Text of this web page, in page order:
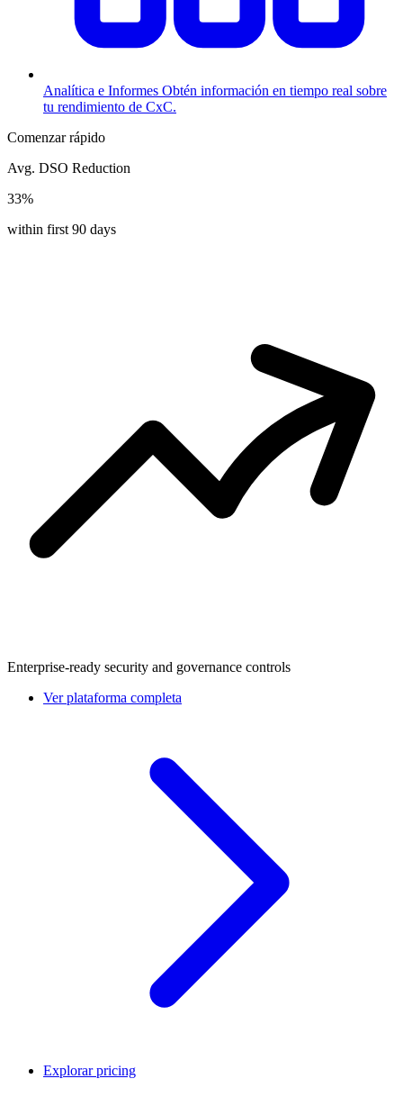
Analítica e Informes Obtén información en tiempo real sobre
tu rendimiento de CxC.
Comenzar rápido
Avg. DSO Reduction
33%
within first 90 days
Enterprise-ready security and governance controls
Ver plataforma completa
Explorar pricing